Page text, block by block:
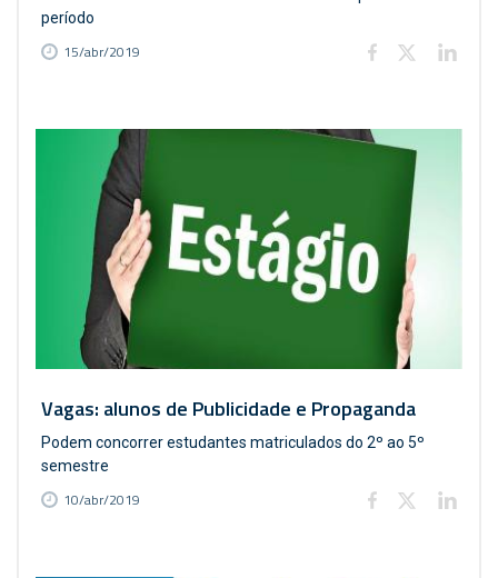
período
15/abr/2019
Vagas: alunos de Publicidade e Propaganda
Podem concorrer estudantes matriculados do 2º ao 5º
semestre
10/abr/2019